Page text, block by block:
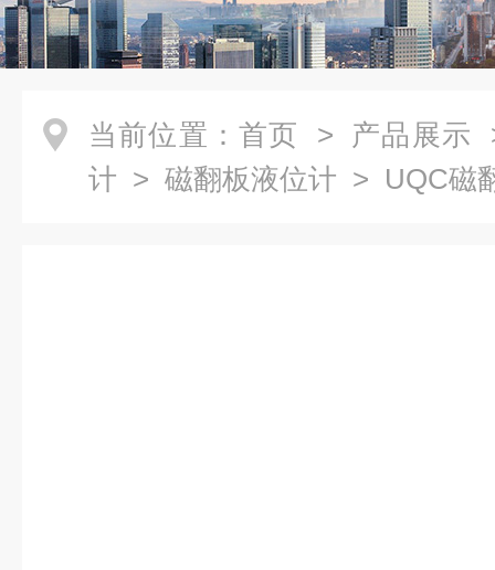
当前位置： 首页 > 产品展示
计 > 磁翻板液位计 > UQC磁